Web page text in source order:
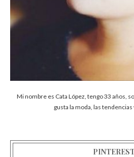
Mi nombre es Cata López, tengo 33 años,
gusta la moda, las